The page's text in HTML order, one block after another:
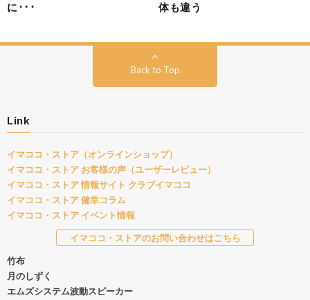
に･･･
体も違う
Back to Top
Link
イマココ・ストア（オンラインショップ）
イマココ・ストア お客様の声（ユーザーレビュー）
イマココ・ストア 情報サイト クラブイマココ
イマココ・ストア 健幸コラム
イマココ・ストア イベント情報
イマココ・ストアのお問い合わせはこちら
竹布
月のしずく
エムズシステム波動スピーカー